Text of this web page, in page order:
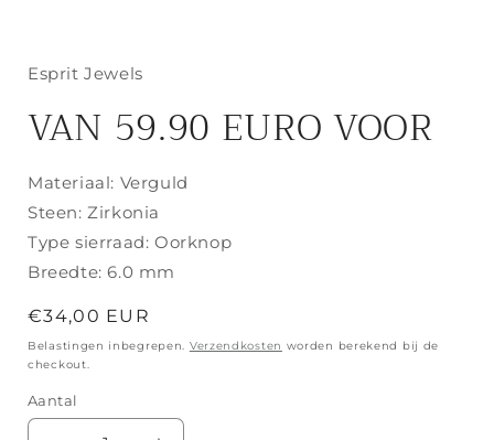
in
modaal
Esprit Jewels
VAN 59.90 EURO VOOR
Materiaal: Verguld
Steen: Zirkonia
Type sierraad: Oorknop
Breedte: 6.0 mm
Normale
prijs
€34,00 EUR
Belastingen inbegrepen. Verzendkosten worden berekend bij de
checkout.
Aantal